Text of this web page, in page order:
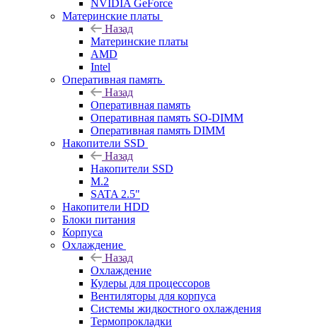
NVIDIA GeForce
Материнские платы
Назад
Материнские платы
AMD
Intel
Оперативная память
Назад
Оперативная память
Оперативная память SO-DIMM
Оперативная память DIMM
Накопители SSD
Назад
Накопители SSD
M.2
SATA 2.5"
Накопители HDD
Блоки питания
Корпуса
Охлаждение
Назад
Охлаждение
Кулеры для процессоров
Вентиляторы для корпуса
Системы жидкостного охлаждения
Термопрокладки